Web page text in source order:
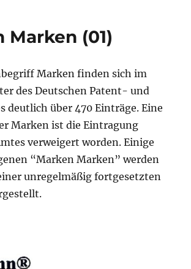
Phaeton
Marken (01)
Marken finden sich im
des Deutschen Patent- und
deutlich über 470 Einträge. Eine
Marken ist die Eintragung
verweigert worden. Einige
“Marken Marken” werden
unregelmäßig fortgesetzten